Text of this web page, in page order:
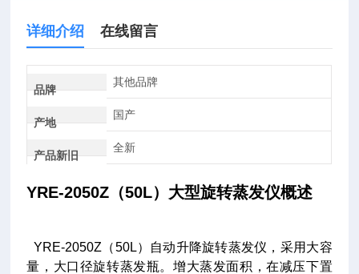
详细介绍 在线留言
品牌
其他品牌
产地
国产
产品新旧
全新
YRE-2050Z（50L）大型旋转蒸发仪概述
YRE-2050Z（50L）自动升降旋转蒸发仪，采用大容
量，大口径旋转蒸发瓶。增大蒸发面积，在减压下置